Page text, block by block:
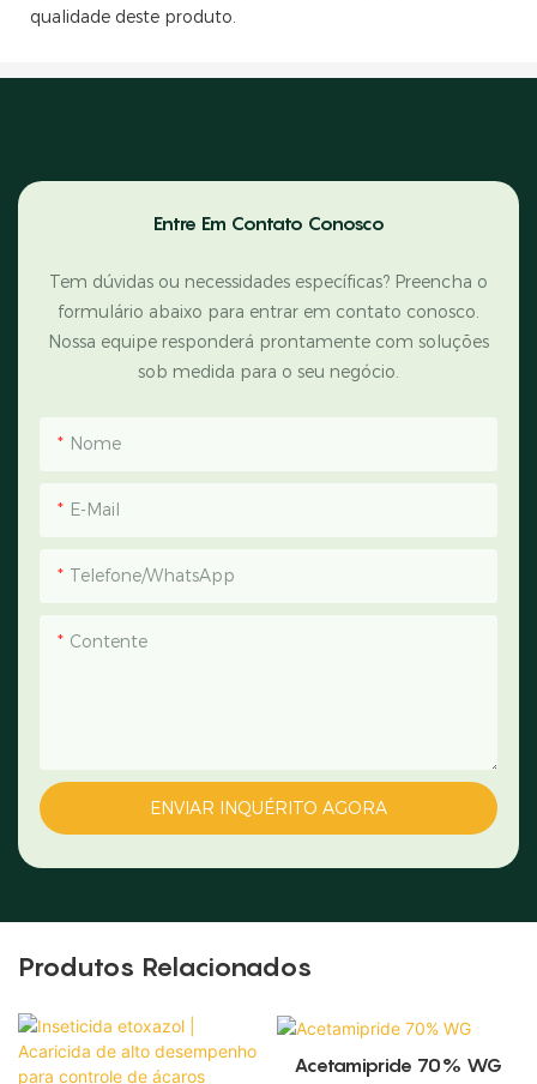
qualidade deste produto.
Entre Em Contato Conosco
Tem dúvidas ou necessidades específicas? Preencha o
formulário abaixo para entrar em contato conosco.
Nossa equipe responderá prontamente com soluções
sob medida para o seu negócio.
Nome
E-Mail
Telefone/WhatsApp
Contente
ENVIAR INQUÉRITO AGORA
Produtos Relacionados
Acetamipride 70% WG